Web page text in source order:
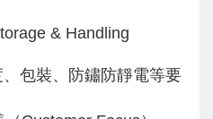
& Handling
包裝、防鏽防靜電等要